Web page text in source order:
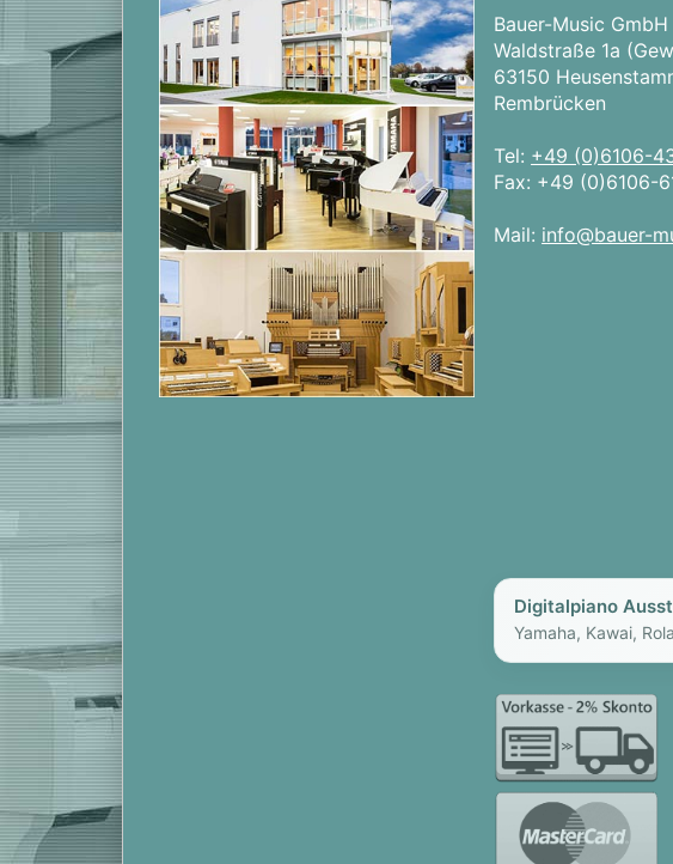
Bauer-Music GmbH
Waldstraße 1a
63150
Rembrücken
Tel: +49 (0)6106-
Fax: +49 (0)6106-
Mail: info@bauer-
Digitalpiano
Yamaha, Kawai,